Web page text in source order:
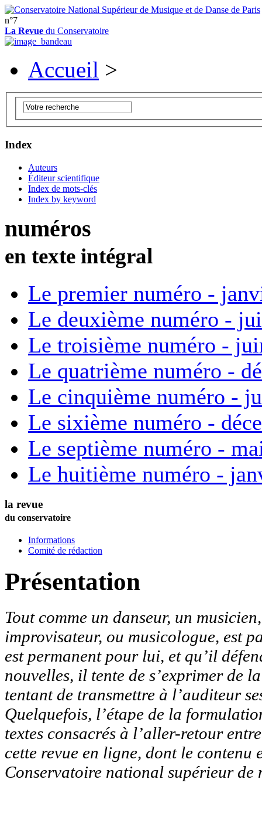
n°7
La Revue du Conservatoire
Accueil >
Index
Auteurs
Éditeur scientifique
Index de mots-clés
Index by keyword
numéros
en texte intégral
Le premier numéro -
Le deuxième numéro -
Le troisième numéro -
Le quatrième numéro -
Le cinquième numéro -
Le sixième numéro -
Le septième numéro -
Le huitième numéro -
la revue
du conservatoire
Informations
Comité de rédaction
Présentation
Tout comme un danseur, un
improvisateur, ou musicologue, est
est permanent pour lui, et qu’il
nouvelles, il tente de s’exprimer de
tentant de transmettre à l’auditeur
Quelquefois, l’étape de la
textes consacrés à l’aller-retour
cette revue en ligne, dont le contenu
Conservatoire national supérieur de